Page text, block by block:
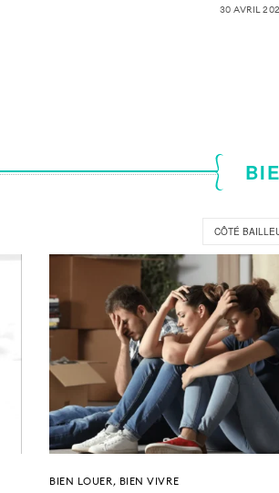
30 AVRIL
CÔTÉ
BIEN LOUER, BIEN VIVRE